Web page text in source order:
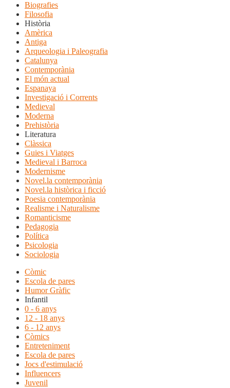
Biografies
Filosofia
Història
Amèrica
Antiga
Arqueologia i Paleografia
Catalunya
Contemporània
El món actual
Espanaya
Investigació i Corrents
Medieval
Moderna
Prehistòria
Literatura
Clàssica
Guies i Viatges
Medieval i Barroca
Modernisme
Novel.la contemporània
Novel.la històrica i ficció
Poesia contemporània
Realisme i Naturalisme
Romanticisme
Pedagogia
Política
Psicologia
Sociologia
Còmic
Escola de pares
Humor Gràfic
Infantil
0 - 6 anys
12 - 18 anys
6 - 12 anys
Còmics
Entreteniment
Escola de pares
Jocs d'estimulació
Influencers
Juvenil